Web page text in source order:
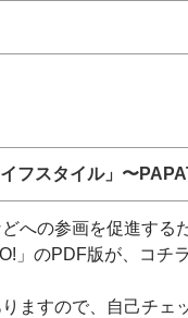
イフスタイル」〜
への参画を促進する
」のPDF版が、コチ
ますので、自己チェ